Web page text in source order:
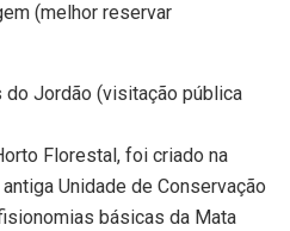
(melhor reservar
do Jordão (visitação pública
Florestal, foi criado na
Unidade de Conservação
básicas da Mata